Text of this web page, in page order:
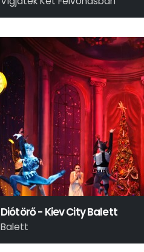
László Miklós
Diótörő - Kiev City Balett
Balett